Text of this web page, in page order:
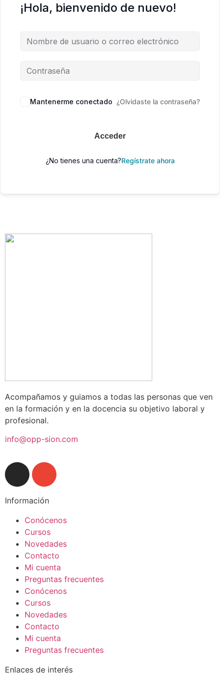
¡Hola, bienvenido de nuevo!
Mantenerme conectado ¿Olvidaste la contraseña?
Acceder
¿No tienes una cuenta?Regístrate ahora
Acompañamos y guiamos a todas las personas que ven
en la formación y en la docencia su objetivo laboral y
profesional.
info@opp-sion.com
Información
Conócenos
Cursos
Novedades
Contacto
Mi cuenta
Preguntas frecuentes
Conócenos
Cursos
Novedades
Contacto
Mi cuenta
Preguntas frecuentes
Enlaces de interés